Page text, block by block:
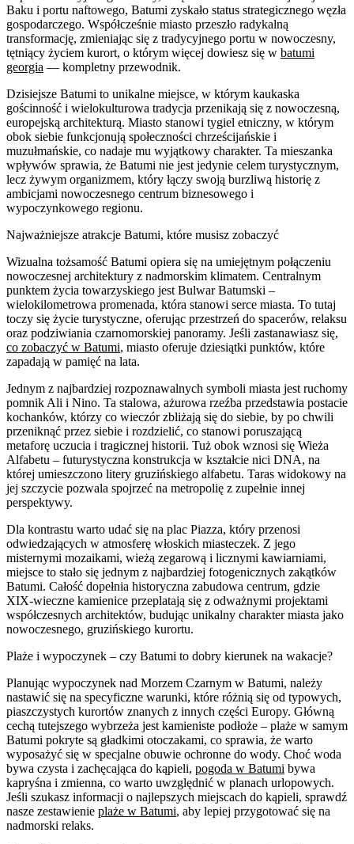
Baku i portu naftowego, Batumi zyskało status strategicznego węzła
gospodarczego. Współcześnie miasto przeszło radykalną
transformację, zmieniając się z tradycyjnego portu w nowoczesny,
tętniący życiem kurort, o którym więcej dowiesz się w batumi
georgia — kompletny przewodnik.
Dzisiejsze Batumi to unikalne miejsce, w którym kaukaska
gościnność i wielokulturowa tradycja przenikają się z nowoczesną,
europejską architekturą. Miasto stanowi tygiel etniczny, w którym
obok siebie funkcjonują społeczności chrześcijańskie i
muzułmańskie, co nadaje mu wyjątkowy charakter. Ta mieszanka
wpływów sprawia, że Batumi nie jest jedynie celem turystycznym,
lecz żywym organizmem, który łączy swoją burzliwą historię z
ambicjami nowoczesnego centrum biznesowego i
wypoczynkowego regionu.
Najważniejsze atrakcje Batumi, które musisz zobaczyć
Wizualna tożsamość Batumi opiera się na umiejętnym połączeniu
nowoczesnej architektury z nadmorskim klimatem. Centralnym
punktem życia towarzyskiego jest Bulwar Batumski –
wielokilometrowa promenada, która stanowi serce miasta. To tutaj
toczy się życie turystyczne, oferując przestrzeń do spacerów, relaksu
oraz podziwiania czarnomorskiej panoramy. Jeśli zastanawiasz się,
co zobaczyć w Batumi, miasto oferuje dziesiątki punktów, które
zapadają w pamięć na lata.
Jednym z najbardziej rozpoznawalnych symboli miasta jest ruchomy
pomnik Ali i Nino. Ta stalowa, ażurowa rzeźba przedstawia postacie
kochanków, którzy co wieczór zbliżają się do siebie, by po chwili
przeniknąć przez siebie i rozdzielić, co stanowi poruszającą
metaforę uczucia i tragicznej historii. Tuż obok wznosi się Wieża
Alfabetu – futurystyczna konstrukcja w kształcie nici DNA, na
której umieszczono litery gruzińskiego alfabetu. Taras widokowy na
jej szczycie pozwala spojrzeć na metropolię z zupełnie innej
perspektywy.
Dla kontrastu warto udać się na plac Piazza, który przenosi
odwiedzających w atmosferę włoskich miasteczek. Z jego
misternymi mozaikami, wieżą zegarową i licznymi kawiarniami,
miejsce to stało się jednym z najbardziej fotogenicznych zakątków
Batumi. Całość dopełnia historyczna zabudowa centrum, gdzie
XIX-wieczne kamienice przeplatają się z odważnymi projektami
współczesnych architektów, budując unikalny charakter miasta jako
nowoczesnego, gruzińskiego kurortu.
Plaże i wypoczynek – czy Batumi to dobry kierunek na wakacje?
Planując wypoczynek nad Morzem Czarnym w Batumi, należy
nastawić się na specyficzne warunki, które różnią się od typowych,
piaszczystych kurortów znanych z innych części Europy. Główną
cechą tutejszego wybrzeża jest kamieniste podłoże – plaże w samym
Batumi pokryte są gładkimi otoczakami, co sprawia, że warto
wyposażyć się w specjalne obuwie ochronne do wody. Choć woda
bywa czysta i zachęcająca do kąpieli, pogoda w Batumi bywa
kapryśna i zmienna, co warto uwzględnić w planach urlopowych.
Jeśli szukasz informacji o najlepszych miejscach do kąpieli, sprawdź
nasze zestawienie plaże w Batumi, aby lepiej przygotować się na
nadmorski relaks.